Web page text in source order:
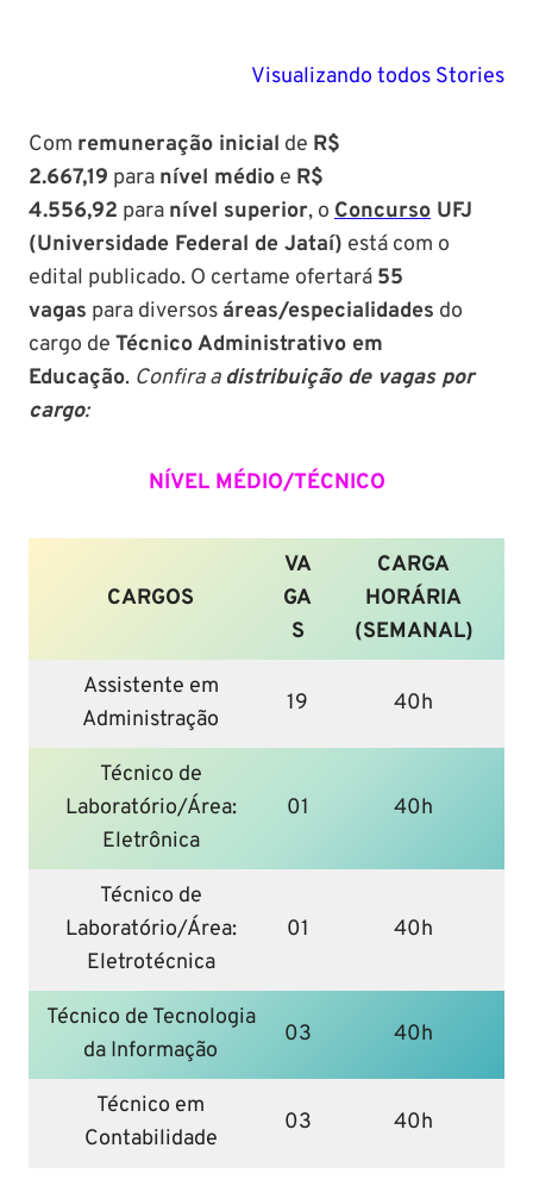
Visualizando todos Stories
Polícia Federal:
sobre!
MG:
Com remuneração inicial de R$
2.667,19 para nível médio e R$
4.556,92 para nível superior, o Concurso UFJ
(Universidade Federal de Jataí) está com o
edital publicado. O certame ofertará 55
vagas para diversos áreas/especialidades do
cargo de Técnico Administrativo em
Educação. Confira adistribuição de vagas por
cargo:
NÍVEL MÉDIO/TÉCNICO
CARGOS
VA
GA
S
CARGA
HORÁRIA
(SEMANAL)
Assistente em
Administração
19 40h
Técnico de
Laboratório/Área:
Eletrônica
01 40h
Técnico de
Laboratório/Área:
Eletrotécnica
01 40h
Técnico de Tecnologia
da Informação
03 40h
Técnico em
Contabilidade
03 40h